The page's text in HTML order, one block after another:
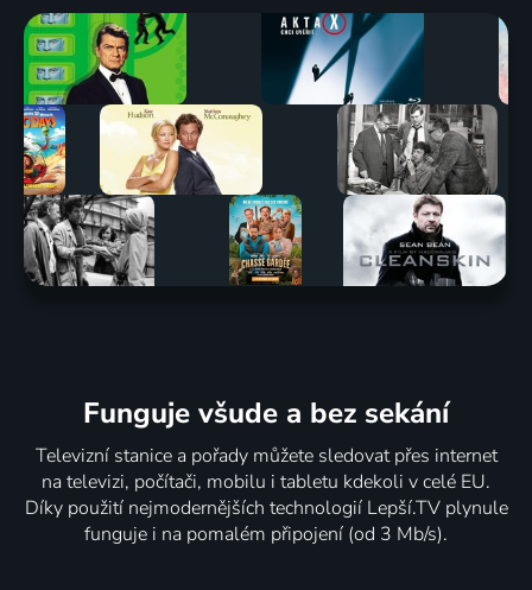
Funguje všude a bez sekání
Televizní stanice a pořady můžete sledovat přes internet
na televizi, počítači, mobilu i tabletu kdekoli v celé EU.
Díky použití nejmodernějších technologií Lepší.TV plynule
funguje i na pomalém připojení (od 3 Mb/s).